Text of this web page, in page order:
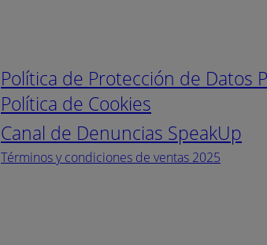
Política de Protección de Datos
Política de Cookies
Canal de Denuncias SpeakUp
Términos y condiciones de ventas 2025